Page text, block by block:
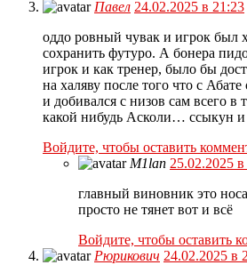
Павел 24.02.2025 в 21:23
оддо ровный чувак и игрок был
сохранить футуро. А бонера
игрок и как тренер, было бы
на халяву после того что с
и добивался с низов сам всего
какой нибудь Асколи… ссыкун
Войдите, чтобы оставить
M1lan 25.02.2025
главный виновник это
просто не тянет вот и всё
Войдите, чтобы оставить
Рюрикович 24.02.2025 в